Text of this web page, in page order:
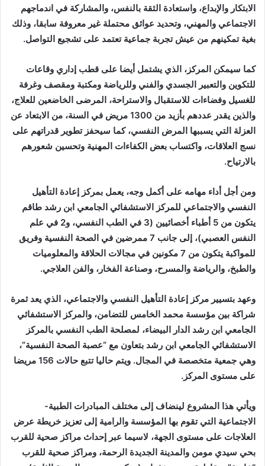
الابتكار والإبداع، واستعادة الثقة بالنفس، والمشاركة في اندماجهم
الاجتماعي والمهني، وتحديد عوائق محتملة غير معروفة سابقا، وذلك
بغية تمكينهم من عيش تجربة جماعية تعتمد على تشجيع التواصل.
كما سيمكن المركز، الذي يشتمل أيضا على قطب إداري وقاعات
للتكوين والتعبير الجسدي والفني وللرياضة ومكتبة ومقصف وغرفة
للغسيل وفضاءات للاستقبال والاستراحة، المرضى الخاضعين للعلاج،
والذين يقدر عددهم بأزيد من 1300 مريض في السنة، من الابتعاد عن
العزلة التي يسببها المرض النفسي، كما سيحفز تطوير قدراتهم على
نسج العلاقات، واكتساب بعض الكفاءات المهنية وتحسين شعورهم
بالارتياح.
ومن أجل أداء مهامه على أكمل وجه، يعمل بمركز إعادة التأهيل
النفسي والاجتماعي للمركز الاستشفائي الجامعي ابن رشد طاقم
يتكون من 5 أطباء أخصائيين (3 في الطب النفسي، و2 في علم
النفس العصبي)، إلى جانب 7 ممرضين في الصحة النفسية وفريق
للمواكبة يتكون من 7 مكونين في مجالات الحلاقة والمعلوميات
والطبخ، والرياضة والمسرح، وصناعة الفخار، والفن العلاجي.
وعهد بتسيير مركز إعادة التأهيل النفسي والاجتماعي، الذي يعد ثمرة
شراكة بين مؤسسة محمد الخامس للتضامن، والمركز الاستشفائي
الجامعي ابن رشد الدار البيضاء، لمصلحة الطب النفسي بالمركز
الاستشفائي الجامعي ابن رشد بتعاون مع “عصبة الصحة النفسية”،
وهي جمعية متخصصة في المجال. ويتم حاليا تتبع حالات 156 مريضا
على مستوى المركز.
ويأتي هذا المشروع لينضاف إلى مختلف المبادرات الطبية-
الاجتماعية التي تقوم بها المؤسسة والرامية إلى تعزيز خريطة عرض
العلاجات على مستوى الجهة، لاسيما عبر إحداث مراكز صحية للقرب
بحي سيدي مومن والمدينة الجديدة الرحمة، ومراكز صحية للقرب